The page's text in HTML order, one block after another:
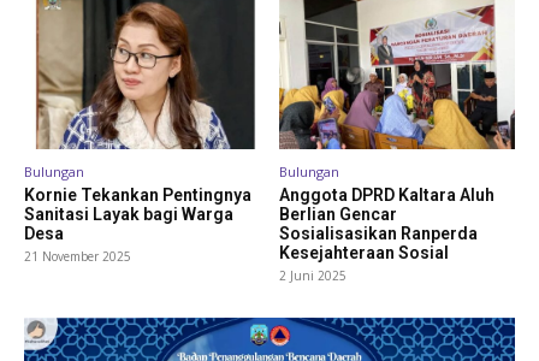
Bulungan
Kornie Tekankan Pentingnya
Sanitasi Layak bagi Warga
Desa
21 November 2025
Bulungan
Anggota DPRD Kaltara Aluh
Berlian Gencar
Sosialisasikan Ranperda
Kesejahteraan Sosial
2 Juni 2025